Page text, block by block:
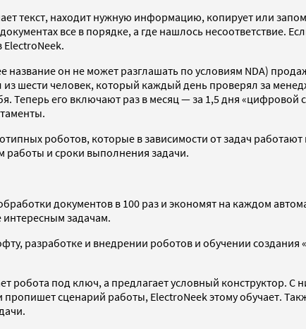
текст, находит нужную информацию, копирует или
все в порядке, а где нашлось несоответствие.
ElectroNeek.
он не может разглашать по условиям NDA)
шести человек, который каждый день проверял за
Теперь его включают раз в месяц — за 1,5 дня «цифровой
роботов, которые в зависимости от задач
работы и сроки выполнения задачи.
документов в 100 раз и экономят на каждом
интересным задачам.
разработке и внедрении роботов и обучении
робота под ключ, а предлагает условный конструктор. С
сценарий работы, ElectroNeek этому обучает.